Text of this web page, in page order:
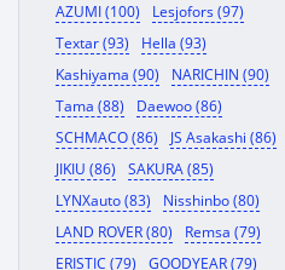
AZUMI (100)
Lesjofors (97)
Textar (93)
Hella (93)
Kashiyama (90)
NARICHIN (90)
Tama (88)
Daewoo (86)
SCHMACO (86)
JS Asakashi (86)
JIKIU (86)
SAKURA (85)
LYNXauto (83)
Nisshinbo (80)
LAND ROVER (80)
Remsa (79)
ERISTIC (79)
GOODYEAR (79)